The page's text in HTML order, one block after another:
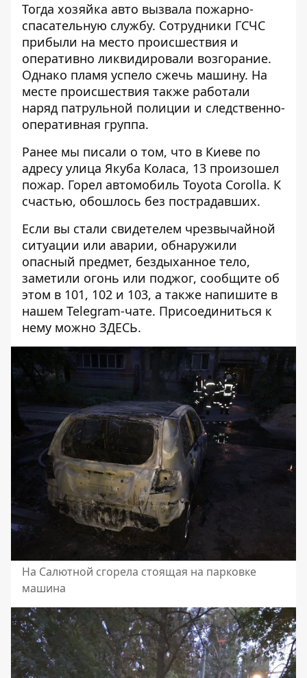
Тогда хозяйка авто вызвала пожарно-
спасательную службу. Сотрудники ГСЧС
прибыли на место происшествия и
оперативно ликвидировали возгорание.
Однако пламя успело сжечь машину. На
месте происшествия также работали
наряд патрульной полиции и следственно-
оперативная группа.
Ранее мы писали о том, что в Киеве по
адресу улица Якуба Коласа, 13 произошел
пожар. Горел автомобиль Toyota Corolla. К
счастью, обошлось без пострадавших.
Если вы стали свидетелем чрезвычайной
ситуации или аварии, обнаружили
опасный предмет, бездыханное тело,
заметили огонь или поджог, сообщите об
этом в 101, 102 и 103, а также напишите в
нашем Telegram-чате. Присоединиться к
нему можно ЗДЕСЬ.
На Салютной сгорела стоящая на парковке
машина